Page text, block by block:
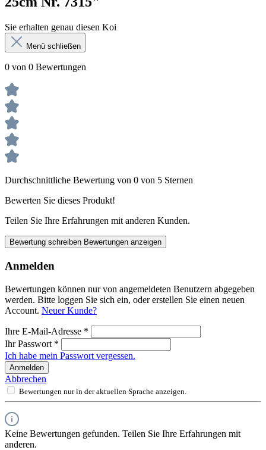
Sie erhalten genau diesen Koi
Menü schließen
0 von 0 Bewertungen
Durchschnittliche Bewertung von 0 von 5 Sternen
Bewerten Sie dieses Produkt!
Teilen Sie Ihre Erfahrungen mit anderen Kunden.
Bewertung schreiben Bewertungen anzeigen
Anmelden
Bewertungen können nur von angemeldeten Benutzern abgegeben
werden. Bitte loggen Sie sich ein, oder erstellen Sie einen neuen
Account. Neuer Kunde?
Ihre E-Mail-Adresse *
Ihr Passwort *
Ich habe mein Passwort vergessen.
Anmelden
Abbrechen
Bewertungen nur in der aktuellen Sprache anzeigen.
Keine Bewertungen gefunden. Teilen Sie Ihre Erfahrungen mit
anderen.